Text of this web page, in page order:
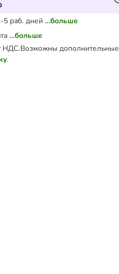
5 раб. дней ...больше
...больше
НДС.Возможны дополнительные
.